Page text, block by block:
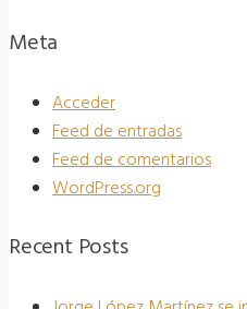
Meta
Acceder
Feed de entradas
Feed de comentarios
WordPress.org
Recent Posts